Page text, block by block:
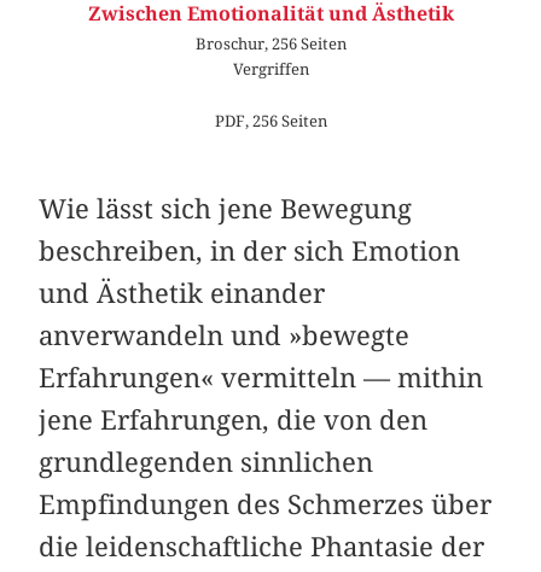
Zwischen Emotionalität und Ästhetik
Broschur, 256 Seiten
Vergriffen
PDF, 256 Seiten
Wie lässt sich jene Bewegung
beschreiben, in der sich Emotion
und Ästhetik einander
anverwandeln und »bewegte
Erfahrungen« vermitteln — mithin
jene Erfahrungen, die von den
grundlegenden sinnlichen
Empfindungen des Schmerzes über
die leidenschaftliche Phantasie der